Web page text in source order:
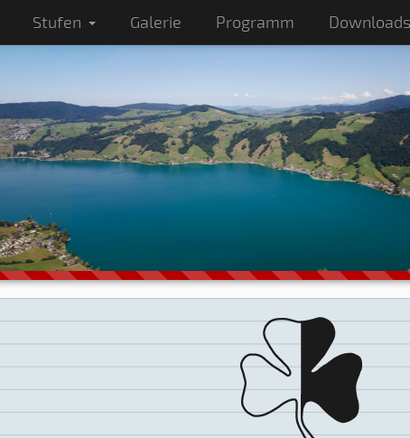
Stufen Galerie Programm Downloads